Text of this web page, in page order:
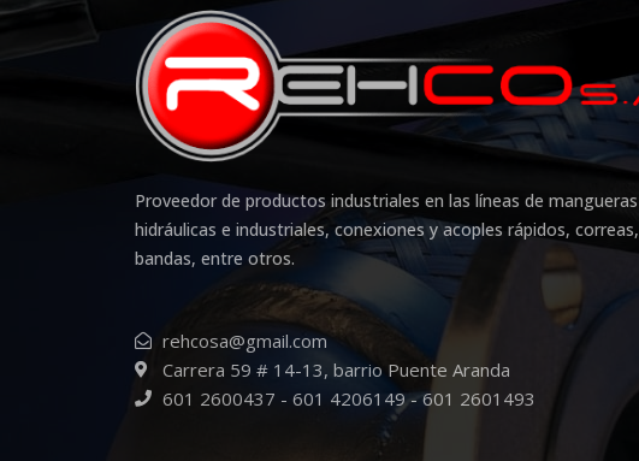
Proveedor de productos industriales en las líneas de mangueras
hidráulicas e industriales, conexiones y acoples rápidos, correas,
bandas, entre otros.
rehcosa@gmail.com
Carrera 59 # 14-13, barrio Puente Aranda
601 2600437 - 601 4206149 - 601 2601493